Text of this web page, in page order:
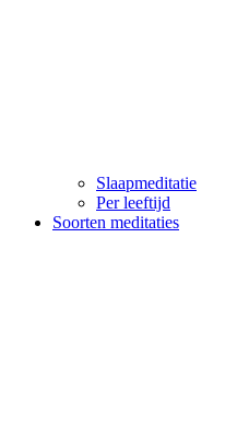
Slaapmeditatie
Per leeftijd
Soorten meditaties